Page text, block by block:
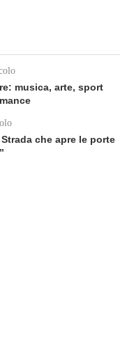
musica, arte, sport
che apre le porte